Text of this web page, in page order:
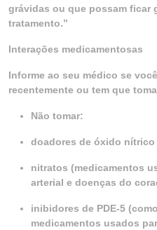
grávidas ou que possam ficar
tratamento.”
Interações medicamentosas
Informe ao seu médico se
recentemente ou tem que
Não tomar:
doadores de óxido
nitratos (medicamentos
arterial e doenças do
inibidores de PDE-5
medicamentos usados